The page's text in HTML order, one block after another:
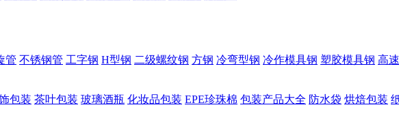
管 不锈钢管 工字钢 H型钢 二级螺纹钢 方钢 冷弯型钢 冷作模具钢 塑胶模具钢 高
包装 茶叶包装 玻璃酒瓶 化妆品包装 EPE珍珠棉 包装产品大全 防水袋 烘焙包装